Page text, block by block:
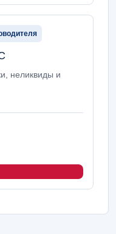
неликвиды и